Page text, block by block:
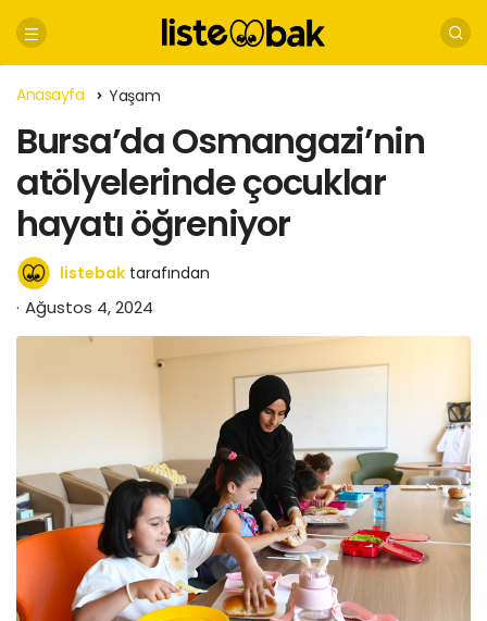
Anasayfa Yaşam
Bursa’da Osmangazi’nin
atölyelerinde çocuklar
hayatı öğreniyor
listebak tarafından
Ağustos 4, 2024